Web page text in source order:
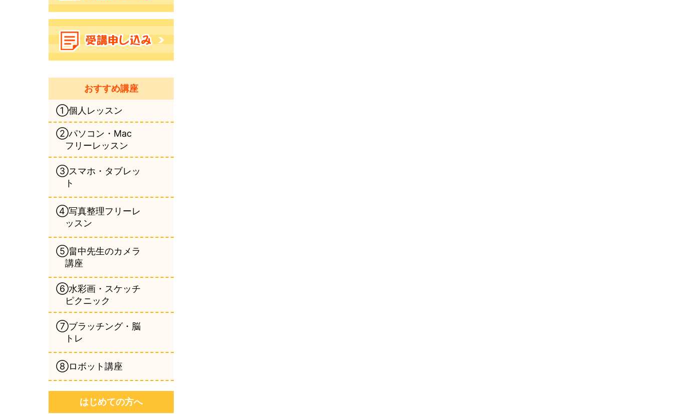
おすすめ講座
①個人レッスン
②パソコン・Mac
フリーレッスン
③スマホ・タブレッ
ト
④写真整理フリーレ
ッスン
⑤畠中先生のカメラ
講座
⑥水彩画・スケッチ
ピクニック
⑦ブラッチング・脳
トレ
⑧ロボット講座
はじめての方へ